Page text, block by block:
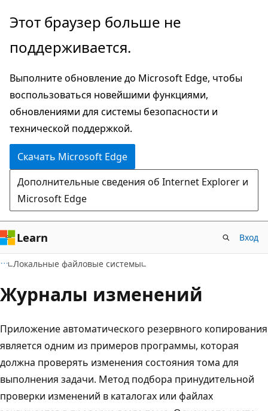
Пропустить
перейти
основному
содержимому
Этот браузер больше не
поддерживается.
Выполните обновление до Microsoft Edge, чтобы
воспользоваться новейшими функциями,
обновлениями для системы безопасности и
технической поддержкой.
Скачать Microsoft Edge
Дополнительные сведения об Internet Explorer и
Microsoft Edge
Learn Вход
Локальные файловые системы
Журналы изменений
Приложение автоматического резервного копирования
является одним из примеров программы, которая
должна проверять изменения состояния тома для
выполнения задачи. Метод подбора принудительной
проверки изменений в каталогах или файлах